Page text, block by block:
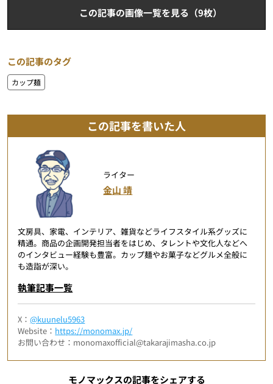
この記事の画像一覧を見る（9枚）
この記事のタグ
カップ麺
この記事を書いた人
ライター
金山 靖
文房具、家電、インテリア、雑貨などライフスタイル系グッズに
精通。商品の企画開発担当者をはじめ、タレントや文化人などへ
のインタビュー経験も豊富。カップ麺やお菓子などグルメ全般に
も造詣が深い。
執筆記事一覧
X：@kuunelu5963
Website： https://monomax.jp/
お問い合わせ：monomaxofficial@takarajimasha.co.jp
モノマックスの記事をシェアする